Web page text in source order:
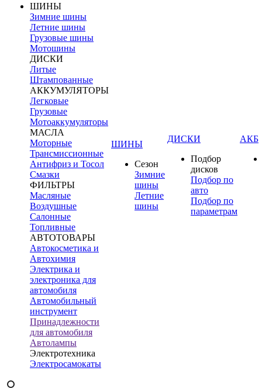
ШИНЫ
Зимние шины
Летние шины
Грузовые шины
Мотошины
ДИСКИ
Литые
Штампованные
АККУМУЛЯТОРЫ
Легковые
Грузовые
Мотоаккумуляторы
МАСЛА
Моторные
Трансмиссионные
Антифриз и Тосол
Смазки
ФИЛЬТРЫ
Масляные
Воздушные
Салонные
Топливные
АВТОТОВАРЫ
Автокосметика и
Автохимия
Электрика и
электроника для
автомобиля
Автомобильный
инструмент
Принадлежности
для автомобиля
Автолампы
Электротехника
Электросамокаты
ШИНЫ
Сезон
Зимние
шины
Летние
шины
ДИСКИ
Подбор
дисков
Подбор по
авто
Подбор по
параметрам
АКБ